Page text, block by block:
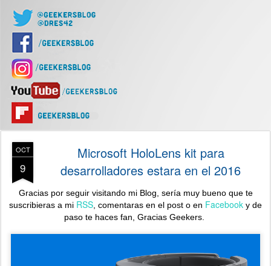
OCT
9
Microsoft HoloLens kit para
desarrolladores estara en el 2016
Gracias por seguir visitando mi Blog, sería muy bueno que te
suscribieras a mi RSS , comentaras en el post o en Facebook y de
paso te haces fan, Gracias Geekers.